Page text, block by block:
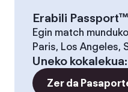
Erabili
Egin match
Paris, Los Angeles,
Uneko kokalekua:
Zer da